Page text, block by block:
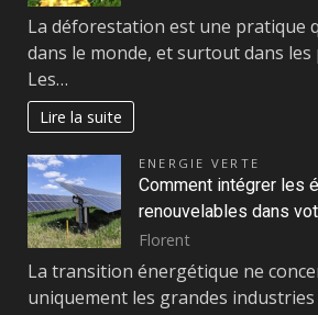
La déforestation est une pratique
dans le monde, et surtout dans les
Les…
Lire la suite
ENERGIE VERTE
Comment intégrer les
renouvelables dans
Florent
La transition énergétique ne
uniquement les grandes industries